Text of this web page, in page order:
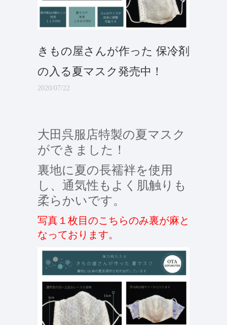
きもの屋さんが作った 保冷剤
の入る夏マスク発売中！
2020/07/22
大田呉服店特製の夏マスク
ができました！
裏地に夏の長襦袢を使用
し、通気性もよく肌触りも
柔らかいです。
写真１枚目のこちらのみ裏が麻と
なっております。